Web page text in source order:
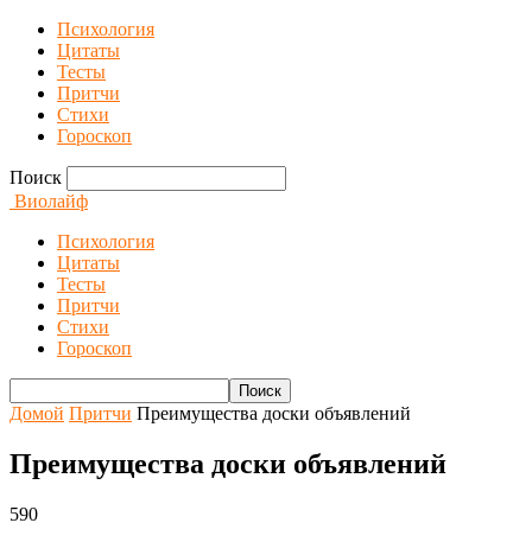
Психология
Цитаты
Тесты
Притчи
Стихи
Гороскоп
Поиск
Виолайф
Психология
Цитаты
Тесты
Притчи
Стихи
Гороскоп
Домой Притчи Преимущества доски объявлений
Преимущества доски объявлений
590